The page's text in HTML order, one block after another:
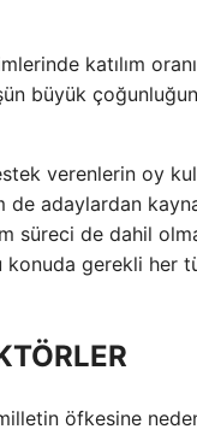
katılım
büyük
verenlerin oy
adaylardan
süreci de dahil
konuda gerekli her
öfkesine